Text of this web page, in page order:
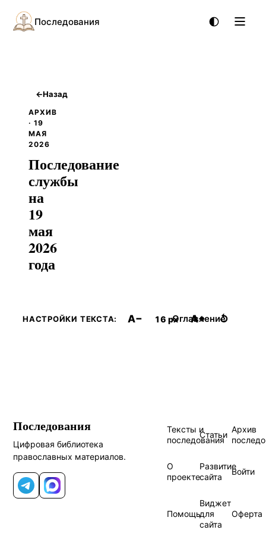
Последования
←Назад
АРХИВ
· 19
МАЯ
2026
Последование
службы
на
19
мая
2026
года
НАСТРОЙКИ ТЕКСТА: A− 16 px A+ ↺
Оглавление
Последования
Цифровая библиотека
православных материалов.
Telegram
MAX
Тексты и
последования
Статьи
Архив
О
проекте
Развитие
сайта
Войти
Помощь
Виджет
для
сайта
Оферта